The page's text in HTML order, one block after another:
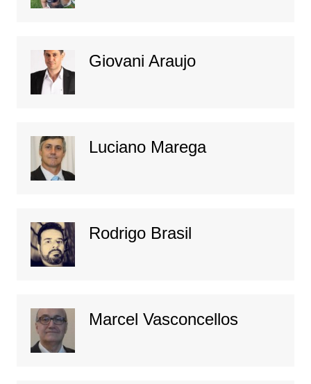
Giovani Araujo
Luciano Marega
Rodrigo Brasil
Marcel Vasconcellos